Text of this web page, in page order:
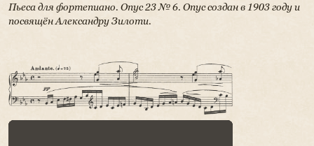
Пьеса для фортепиано. Опус 23 № 6. Опус создан в 1903 году и
посвящён Александру Зилоти.